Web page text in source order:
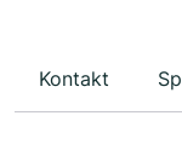
Kontakt